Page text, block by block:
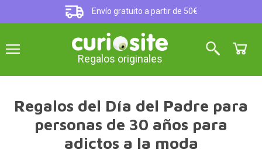
Envío gratuito a partir de 50€
Regalos originales
Regalos del Día del Padre para
personas de 30 años para
adictos a la moda